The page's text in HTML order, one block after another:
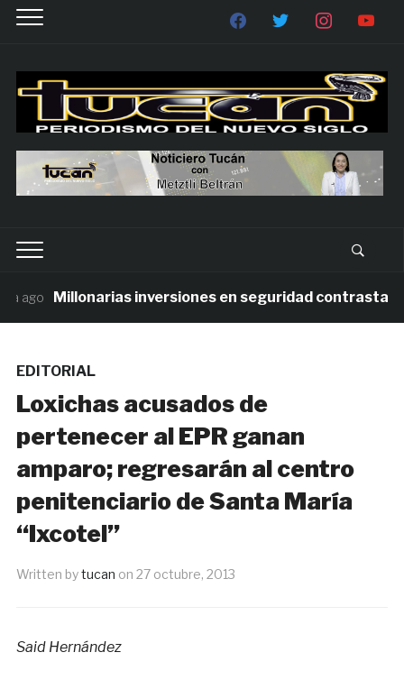
Millonarias inversiones en seguridad contrastan
EDITORIAL
Loxichas acusados de
pertenecer al EPR ganan
amparo; regresarán al centro
penitenciario de Santa María
“Ixcotel”
Written bytucan on 27 octubre, 2013
Said Hernández